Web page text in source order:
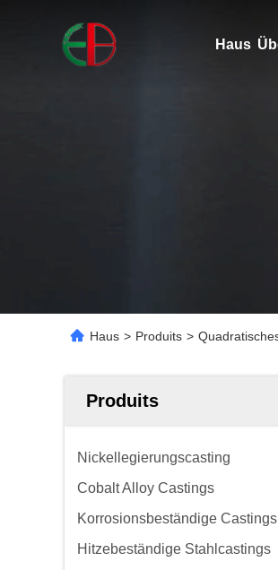
Haus
Haus > Produits >
Produits
Nickellegierungscasting
Cobalt Alloy Castings
Korrosionsbeständige Castings
Hitzebeständige Stahlcastings